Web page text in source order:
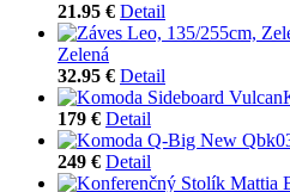
21.95 € Detail
Zelená
32.95 € Detail
179 € Detail
249 € Detail